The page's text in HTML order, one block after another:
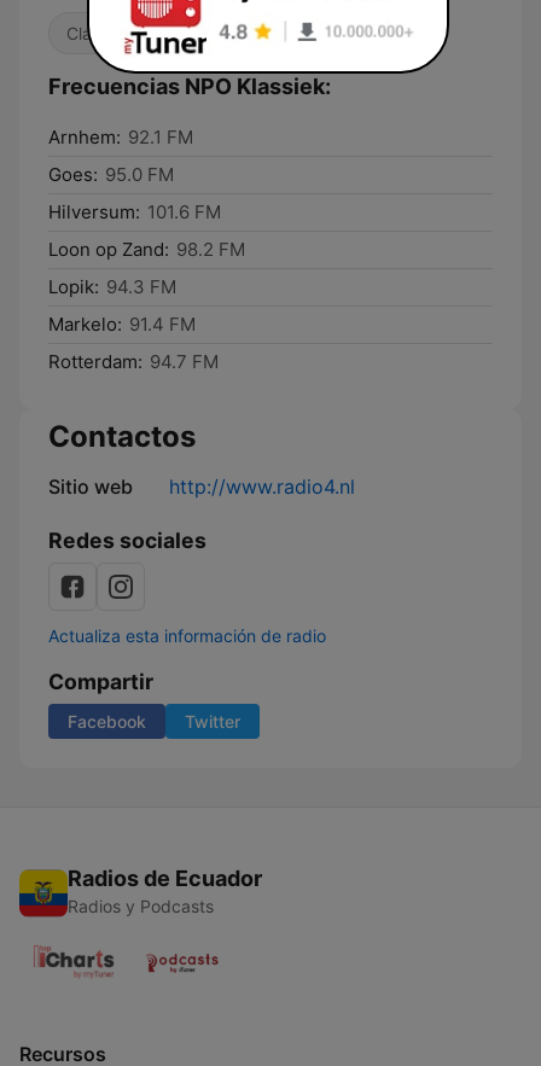
Clásica
Frecuencias NPO Klassiek:
Arnhem: 92.1 FM
Goes: 95.0 FM
Hilversum: 101.6 FM
Loon op Zand: 98.2 FM
Lopik: 94.3 FM
Markelo: 91.4 FM
Rotterdam: 94.7 FM
Contactos
Sitio web http://www.radio4.nl
Redes sociales
Actualiza esta información de radio
Compartir
Facebook Twitter
Radios de Ecuador
Radios y Podcasts
Recursos